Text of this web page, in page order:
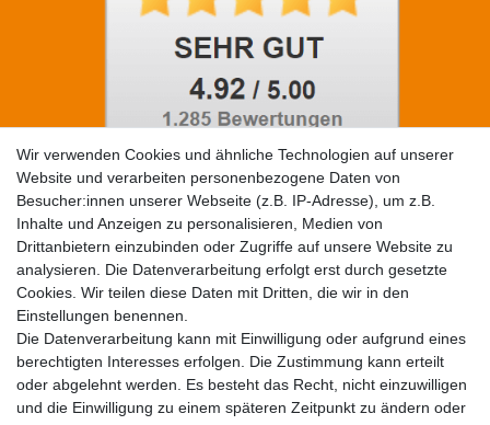
Social Media
Zahlungsarten
Wir verwenden Cookies und ähnliche Technologien auf unserer
Website und verarbeiten personenbezogene Daten von
Besucher:innen unserer Webseite (z.B. IP-Adresse), um z.B.
Inhalte und Anzeigen zu personalisieren, Medien von
Drittanbietern einzubinden oder Zugriffe auf unsere Website zu
analysieren. Die Datenverarbeitung erfolgt erst durch gesetzte
Cookies. Wir teilen diese Daten mit Dritten, die wir in den
Einstellungen benennen.
Die Datenverarbeitung kann mit Einwilligung oder aufgrund eines
berechtigten Interesses erfolgen. Die Zustimmung kann erteilt
oder abgelehnt werden. Es besteht das Recht, nicht einzuwilligen
und die Einwilligung zu einem späteren Zeitpunkt zu ändern oder